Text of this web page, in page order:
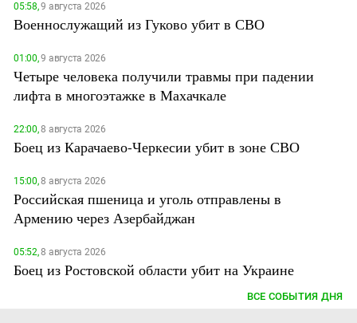
05:58,9 августа 2026
Военнослужащий из Гуково убит в СВО
01:00,9 августа 2026
Четыре человека получили травмы при падении
лифта в многоэтажке в Махачкале
22:00,8 августа 2026
Боец из Карачаево-Черкесии убит в зоне СВО
15:00,8 августа 2026
Российская пшеница и уголь отправлены в
Армению через Азербайджан
05:52,8 августа 2026
Боец из Ростовской области убит на Украине
ВСЕ СОБЫТИЯ ДНЯ